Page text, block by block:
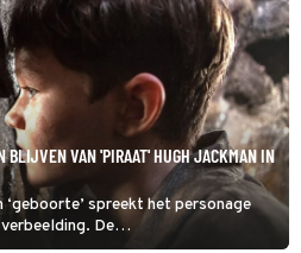
VAN 'PIRAAT' HUGH JACKMAN IN
‘geboorte’ spreekt het personage
De
uit een andere hoek aan.